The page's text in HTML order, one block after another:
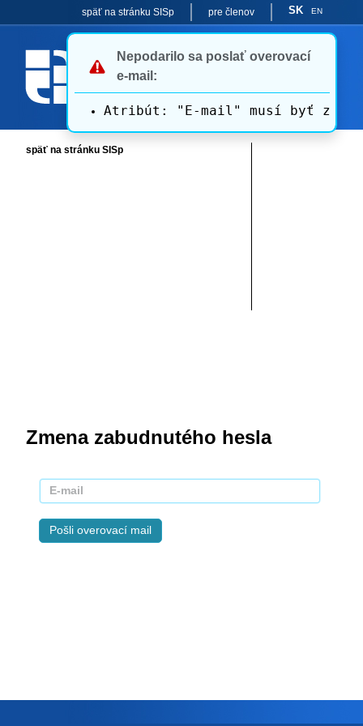
späť na stránku SISp pre členov SK EN
späť na stránku SISp
Zmena zabudnutého hesla
Nepodarilo sa poslať overovací
e-mail:
Atribút: "E-mail" musí byť
Pošli overovací mail